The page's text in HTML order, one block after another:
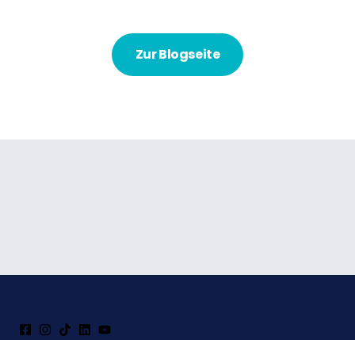
Zur Blogseite